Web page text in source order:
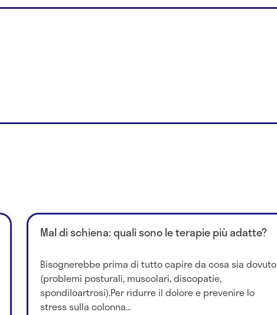
Mal di schiena: quali sono le terapie più adatte?
Bisognerebbe prima di tutto capire da cosa sia dovuto
(problemi posturali, muscolari, discopatie,
spondiloartrosi).Per ridurre il dolore e prevenire lo
stress sulla colonna...